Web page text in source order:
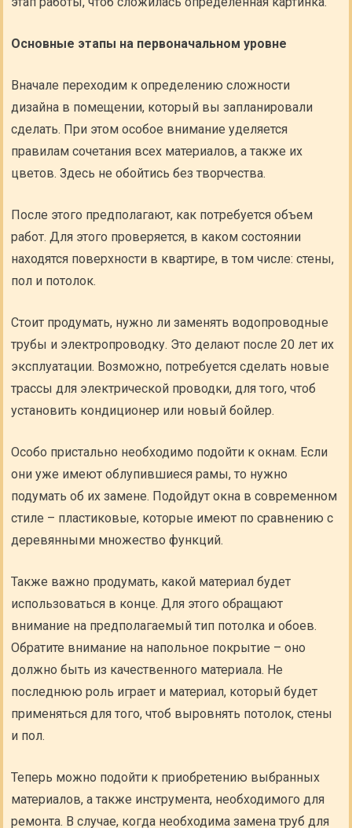
Основные этапы на первоначальном уровне
Вначале переходим к определению сложности
дизайна в помещении, который вы запланировали
сделать. При этом особое внимание уделяется
правилам сочетания всех материалов, а также их
цветов. Здесь не обойтись без творчества.
После этого предполагают, как потребуется объем
работ. Для этого проверяется, в каком состоянии
находятся поверхности в квартире, в том числе: стены,
пол и потолок.
Стоит продумать, нужно ли заменять водопроводные
трубы и электропроводку. Это делают после 20 лет их
эксплуатации. Возможно, потребуется сделать новые
трассы для электрической проводки, для того, чтоб
установить кондиционер или новый бойлер.
Особо пристально необходимо подойти к окнам. Если
они уже имеют облупившиеся рамы, то нужно
подумать об их замене. Подойдут окна в современном
стиле – пластиковые, которые имеют по сравнению с
деревянными множество функций.
Также важно продумать, какой материал будет
использоваться в конце. Для этого обращают
внимание на предполагаемый тип потолка и обоев.
Обратите внимание на напольное покрытие – оно
должно быть из качественного материала. Не
последнюю роль играет и материал, который будет
применяться для того, чтоб выровнять потолок, стены
и пол.
Теперь можно подойти к приобретению выбранных
материалов, а также инструмента, необходимого для
ремонта. В случае, когда необходима замена труб для